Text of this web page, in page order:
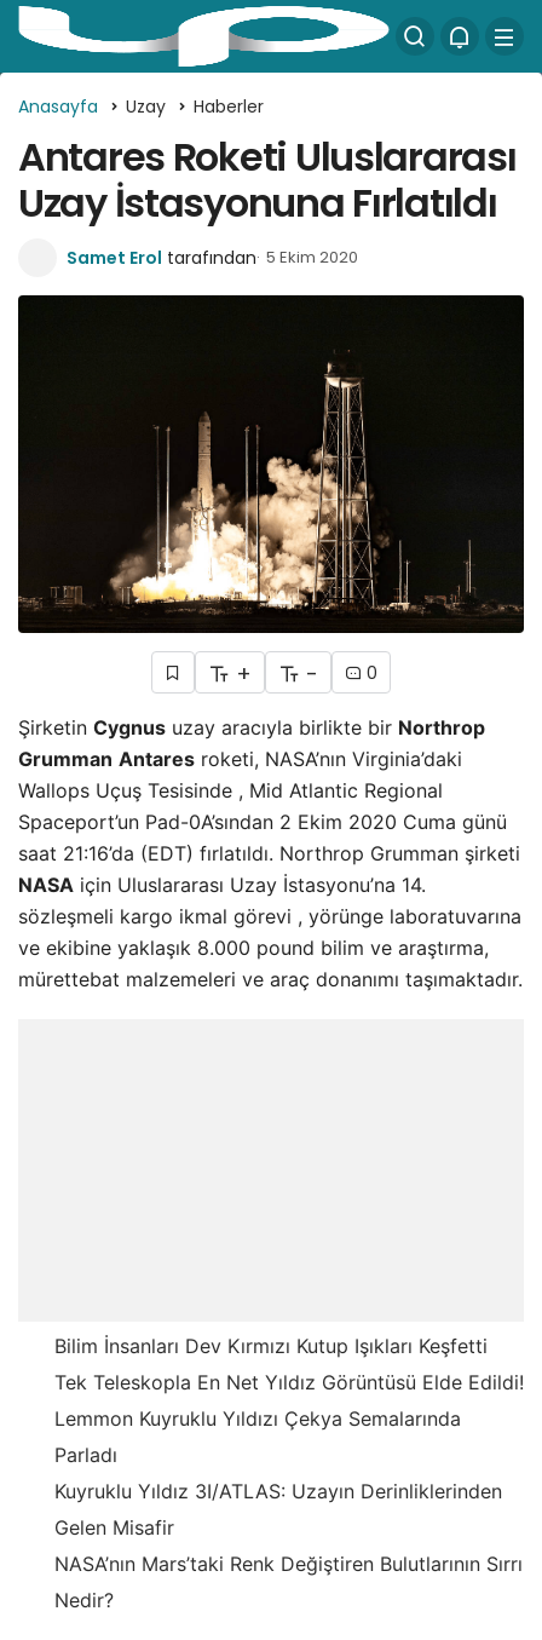
Anasayfa Uzay Haberler
Antares Roketi Uluslararası
Uzay İstasyonuna Fırlatıldı
Samet Erol tarafından 5 Ekim 2020
+ - 0
Şirketin Cygnus uzay aracıyla birlikte bir Northrop
Grumman Antares roketi, NASA’nın Virginia’daki
Wallops Uçuş Tesisinde , Mid Atlantic Regional
Spaceport’un Pad-0A’sından 2 Ekim 2020 Cuma günü
saat 21:16’da (EDT) fırlatıldı. Northrop Grumman şirketi
NASA için Uluslararası Uzay İstasyonu’na 14.
sözleşmeli kargo ikmal görevi , yörünge laboratuvarına
ve ekibine yaklaşık 8.000 pound bilim ve araştırma,
mürettebat malzemeleri ve araç donanımı taşımaktadır.
Bilim İnsanları Dev Kırmızı Kutup Işıkları Keşfetti
Tek Teleskopla En Net Yıldız Görüntüsü Elde Edildi!
Lemmon Kuyruklu Yıldızı Çekya Semalarında
Parladı
Kuyruklu Yıldız 3I/ATLAS: Uzayın Derinliklerinden
Gelen Misafir
NASA’nın Mars’taki Renk Değiştiren Bulutlarının Sırrı
Nedir?